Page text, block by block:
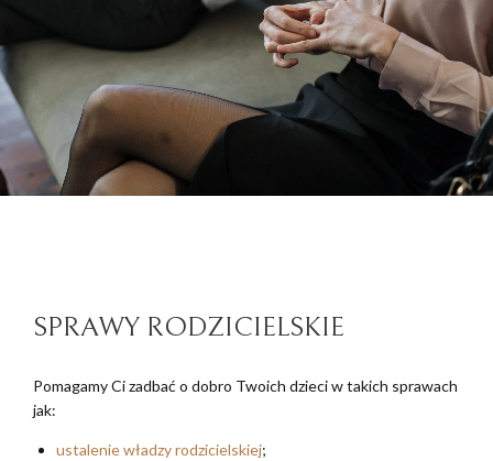
SPRAWY RODZICIELSKIE
Pomagamy Ci zadbać o dobro Twoich dzieci w takich sprawach
jak:
ustalenie władzy rodzicielskiej;